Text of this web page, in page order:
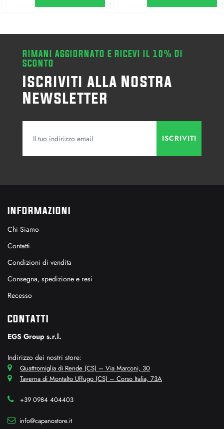
RIMANI AGGIORNATO E RICEVI IL 10% DI
SCONTO
Iscriviti alla Nostra
Newsletter
INFORMAZIONI
Chi Siamo
Contatti
Condizioni di vendita
Consegna, spedizione e resi
Recesso
CONTATTI
EGS Group s.r.l.
Indirizzo dei nostri store:
Quattromiglia di Rende (CS) – Via Marconi, 30
Taverna di Montalto Uffugo (CS) – Corso Italia, 73A
+39 0984 404403
info@capanostore.it